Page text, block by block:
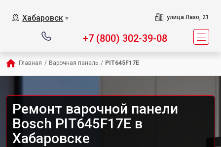
Хабаровск ▼ улица Лазо, 21
+7 (800) 302-39-08
Главная / Варочная панель / PIT645F17E
Ремонт варочной панели
Bosch PIT645F17E в
Хабаровске